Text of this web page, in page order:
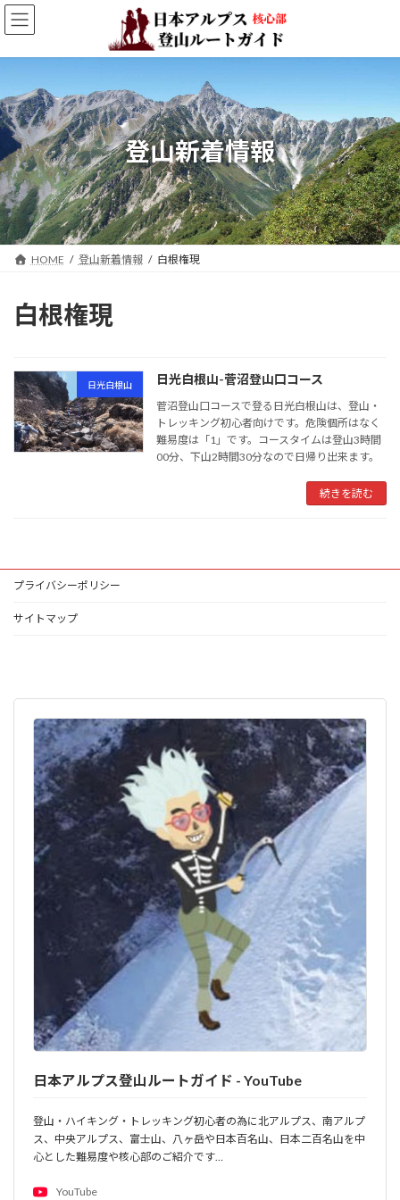
コ
ン
ン
へ
ス
キ
ッ
プ
ナ
ビ
ー
ョ
ン
に
移
動
登山新着情報
HOME 登山新着情報 白根権現
白根権現
日光白根山 日光白根山-菅沼登山口コース
菅沼登山口コースで登る日光白根山は、登山・
トレッキング初心者向けです。危険個所はなく
難易度は「1」です。コースタイムは登山3時間
00分、下山2時間30分なので日帰り出来ます。
続きを読む
プライバシーポリシー
サイトマップ
日本アルプス登山ルートガイド - YouTube
登山・ハイキング・トレッキング初心者の為に北アルプス、南アルプ
ス、中央アルプス、富士山、八ヶ岳や日本百名山、日本二百名山を中
心とした難易度や核心部のご紹介です…
YouTube